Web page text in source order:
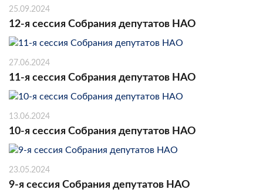
25.09.2024
12-я сессия Собрания депутатов НАО
27.06.2024
11-я сессия Собрания депутатов НАО
13.06.2024
10-я сессия Собрания депутатов НАО
23.05.2024
9-я сессия Собрания депутатов НАО